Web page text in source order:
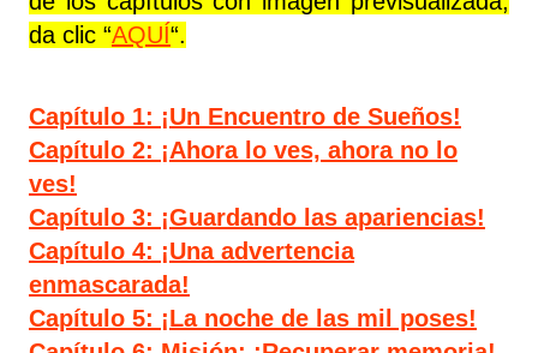
da clic “AQUÍ“.
Capítulo 1: ¡Un Encuentro de Sueños!
Capítulo 2: ¡Ahora lo ves, ahora no lo
ves!
Capítulo 3: ¡Guardando las apariencias!
Capítulo 4: ¡Una advertencia
enmascarada!
Capítulo 5: ¡La noche de las mil poses!